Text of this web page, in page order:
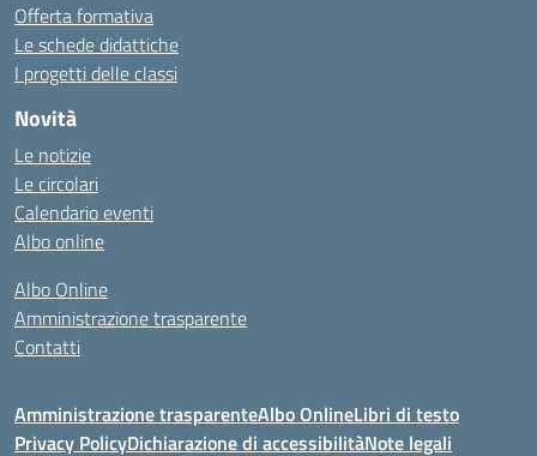
Offerta formativa
Le schede didattiche
I progetti delle classi
Novità
Le notizie
Le circolari
Calendario eventi
Albo online
Albo Online
Amministrazione trasparente
Contatti
Amministrazione trasparenteAlbo OnlineLibri di testo
Privacy PolicyDichiarazione di accessibilitàNote legali